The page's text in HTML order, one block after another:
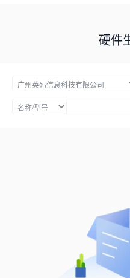
硬件